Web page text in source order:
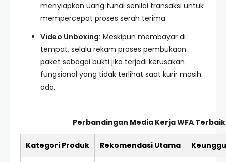
menyiapkan uang tunai senilai transaksi untuk
mempercepat proses serah terima.
Video Unboxing: Meskipun membayar di
tempat, selalu rekam proses pembukaan
paket sebagai bukti jika terjadi kerusakan
fungsional yang tidak terlihat saat kurir masih
ada.
Perbandingan Media Kerja WFA Terbaik
Kategori Produk Rekomendasi Utama